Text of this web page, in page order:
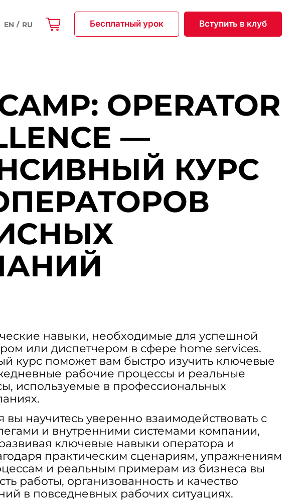
EN RU Бесплатный урок Вступить в клуб
OPERATOR
—
КУРС
навыки, необходимые для успешной
или диспетчером в сфере home services.
курс поможет вам быстро изучить ключевые
рабочие процессы и реальные
используемые в профессиональных
вы научитесь уверенно взаимодействовать с
и внутренними системами компании,
ключевые навыки оператора и
практическим сценариям, упражнениям
и реальным примерам из бизнеса вы
работы, организованность и качество
в повседневных рабочих ситуациях.